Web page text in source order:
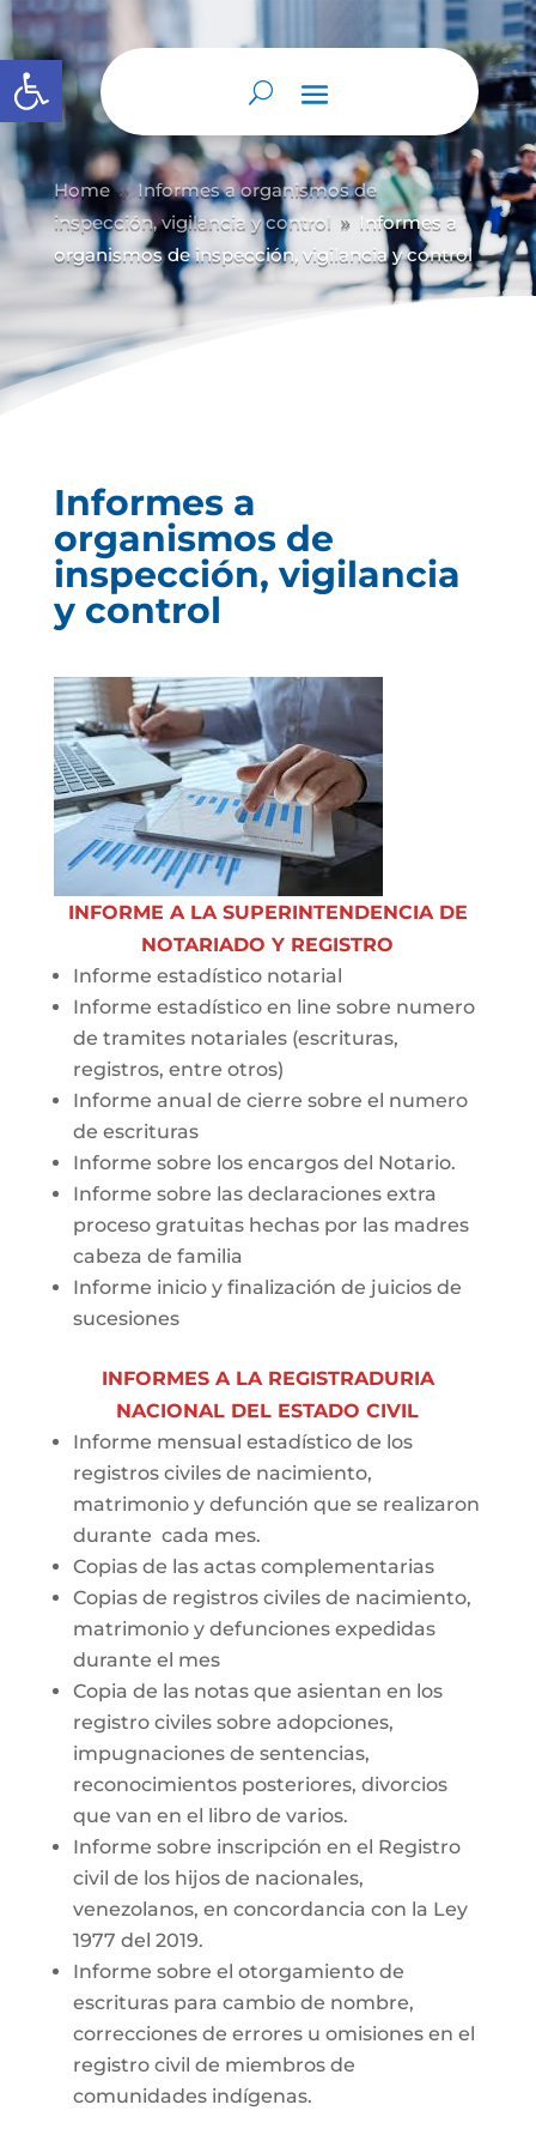
Abrir barra de herramientas
Home 9 Informes a organismos de
inspección, vigilancia y control 9
Informes a
organismos de inspección, vigilancia y control
Informes a
organismos de
inspección, vigilancia
y control
INFORME A LA SUPERINTENDENCIA DE
NOTARIADO Y REGISTRO
Informe estadístico notarial
Informe estadístico en line sobre numero
de tramites notariales (escrituras,
registros, entre otros)
Informe anual de cierre sobre el numero
de escrituras
Informe sobre los encargos del Notario.
Informe sobre las declaraciones extra
proceso gratuitas hechas por las madres
cabeza de familia
Informe inicio y finalización de juicios de
sucesiones
INFORMES A LA REGISTRADURIA
NACIONAL DEL ESTADO CIVIL
Informe mensual estadístico de los
registros civiles de nacimiento,
matrimonio y defunción que se realizaron
durante cada mes.
Copias de las actas complementarias
Copias de registros civiles de nacimiento,
matrimonio y defunciones expedidas
durante el mes
Copia de las notas que asientan en los
registro civiles sobre adopciones,
impugnaciones de sentencias,
reconocimientos posteriores, divorcios
que van en el libro de varios.
Informe sobre inscripción en el Registro
civil de los hijos de nacionales,
venezolanos, en concordancia con la Ley
1977 del 2019.
Informe sobre el otorgamiento de
escrituras para cambio de nombre,
correcciones de errores u omisiones en el
registro civil de miembros de
comunidades indígenas.